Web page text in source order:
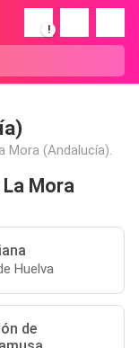
!
Mora (Andalucía).
Mora
Huelva
de